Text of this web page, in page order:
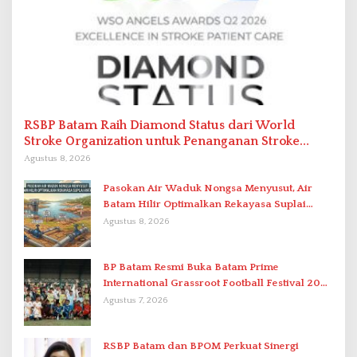
RSBP Batam Raih Diamond Status dari World
Stroke Organization untuk Penanganan Stroke
Berstandar Internasional
Agustus 8, 2026
Pasokan Air Waduk Nongsa Menyusut, Air
Batam Hilir Optimalkan Rekayasa Suplai
Antar-IPAM
Agustus 8, 2026
BP Batam Resmi Buka Batam Prime
International Grassroot Football Festival 2026
di Stadion Temenggung Abdul Jamal
Agustus 7, 2026
RSBP Batam dan BPOM Perkuat Sinergi